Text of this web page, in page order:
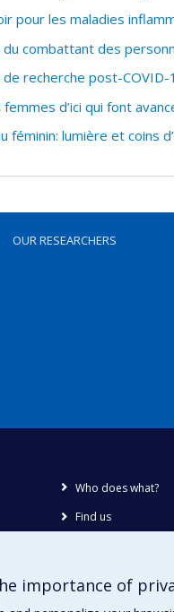
pour les maladies
combattant des
recherche post-
d’ici qui font
féminin: lumière et coins
OUR RESEARCHERS
Who does what?
Find us
importance of